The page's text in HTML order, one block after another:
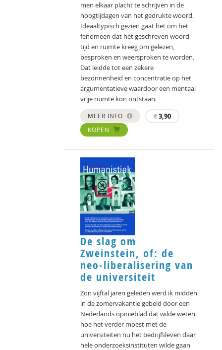
men elkaar placht te schrijven in de
hoogtijdagen van het gedrukte woord.
Ideaaltypisch gezien gaat het om het
fenomeen dat het geschreven woord
tijd en ruimte kreeg om gelezen,
besproken en weersproken te worden.
Dat leidde tot een zekere
bezonnenheid en concentratie op het
argumentatieve waardoor een mentaal
vrije ruimte kon ontstaan.
MEER INFO €3,90
KOPEN
De slag om
Zweinstein, of: de
neo-liberalisering van
de universiteit
Zon vijftal jaren geleden werd ik midden
in de zomervakantie gebeld door een
Nederlands opinieblad dat wilde weten
hoe het verder moest met de
universiteiten nu het bedrijfsleven daar
hele onderzoeksinstituten wilde gaan